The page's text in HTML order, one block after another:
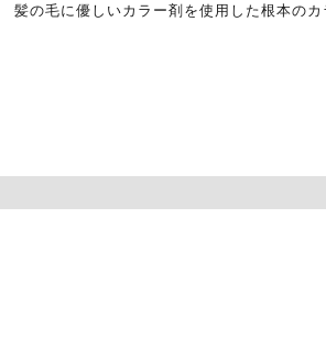
髪の毛に優しいカラー剤を使用した根本の